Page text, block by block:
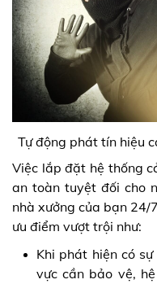
Tự động phát tín hiệu
Việc lắp đặt hệ thống
an toàn tuyệt đối cho
nhà xưởng của bạn 24/
ưu điểm vượt trội như:
Khi phát hiện có
vực cần bảo vệ,